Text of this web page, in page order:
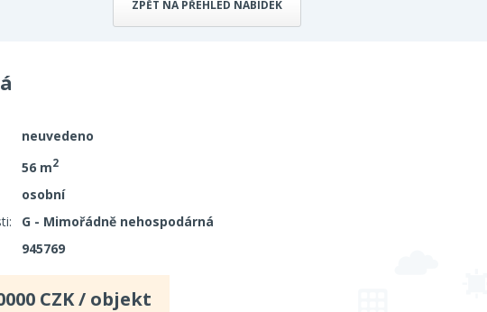
ZPĚT NA PŘEHLED NABÍDEK
neuvedeno
56 m2
osobní
G - Mimořádně nehospodárná
945769
CZK / objekt